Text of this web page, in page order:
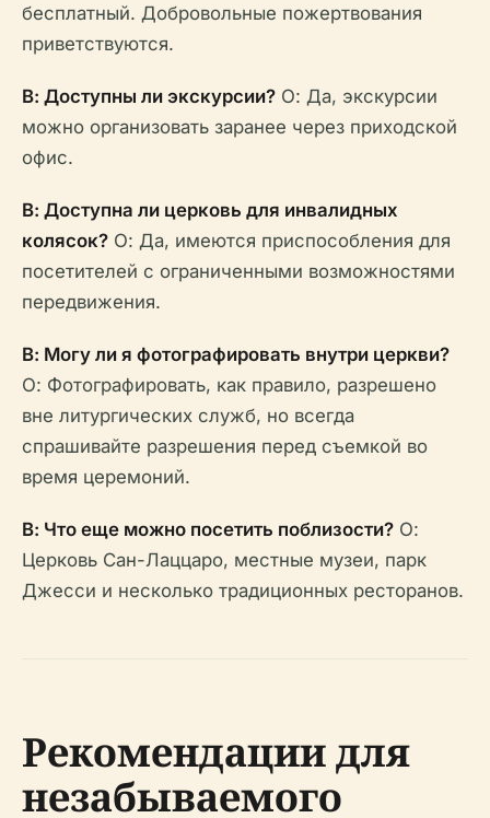
бесплатный. Добровольные пожертвования
приветствуются.
В: Доступны ли экскурсии? О: Да, экскурсии
можно организовать заранее через приходской
офис.
В: Доступна ли церковь для инвалидных
колясок? О: Да, имеются приспособления для
посетителей с ограниченными возможностями
передвижения.
В: Могу ли я фотографировать внутри церкви?
О: Фотографировать, как правило, разрешено
вне литургических служб, но всегда
спрашивайте разрешения перед съемкой во
время церемоний.
В: Что еще можно посетить поблизости? О:
Церковь Сан-Лаццаро, местные музеи, парк
Джесси и несколько традиционных ресторанов.
Рекомендации для
незабываемого